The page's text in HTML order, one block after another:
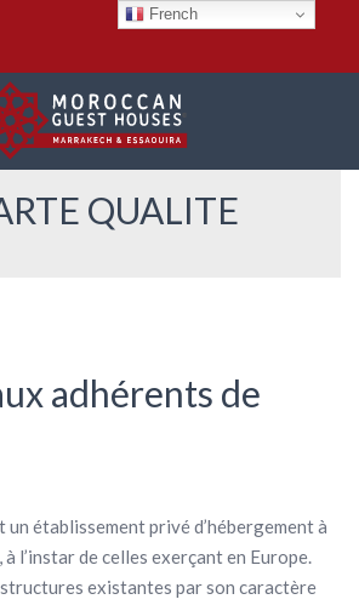
QUALITE
QUALITE
adhérents de
un établissement privé d’hébergement à
l’instar de celles exerçant en Europe.
existantes par son caractère
French